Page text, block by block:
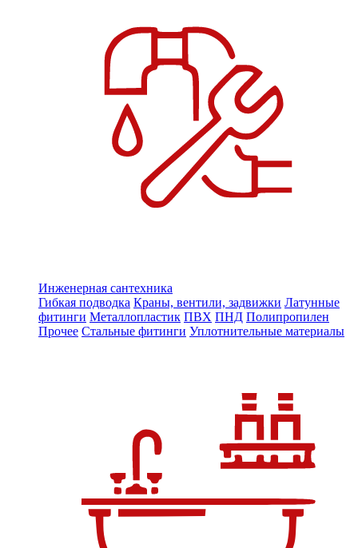
Инженерная сантехника
Гибкая подводка Краны, вентили, задвижки Латунные
фитинги Металлопластик ПВХ ПНД Полипропилен
Прочее Стальные фитинги Уплотнительные материалы